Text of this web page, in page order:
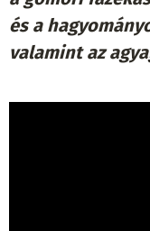
és a
valamint az